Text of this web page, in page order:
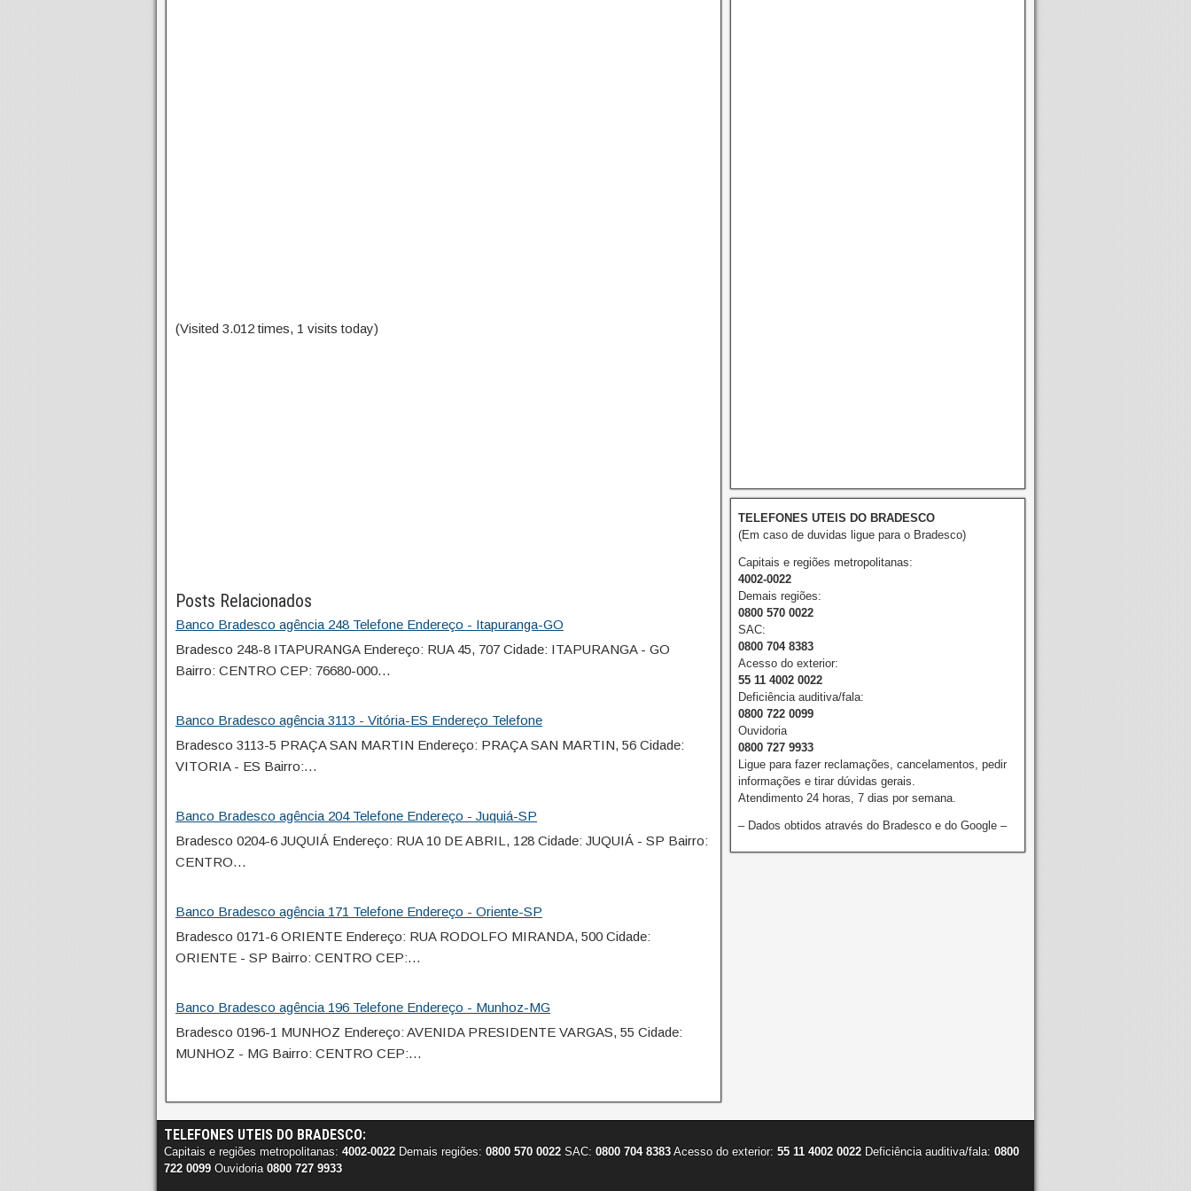
(Visited 3.012 times, 1 visits today)
Posts Relacionados
Banco Bradesco agência 248 Telefone Endereço - Itapuranga-GO
Bradesco 248-8 ITAPURANGA Endereço: RUA 45, 707 Cidade: ITAPURANGA - GO
Bairro: CENTRO CEP: 76680-000…
Banco Bradesco agência 3113 - Vitória-ES Endereço Telefone
Bradesco 3113-5 PRAÇA SAN MARTIN Endereço: PRAÇA SAN MARTIN, 56 Cidade:
VITORIA - ES Bairro:…
Banco Bradesco agência 204 Telefone Endereço - Juquiá-SP
Bradesco 0204-6 JUQUIÁ Endereço: RUA 10 DE ABRIL, 128 Cidade: JUQUIÁ - SP Bairro:
CENTRO…
Banco Bradesco agência 171 Telefone Endereço - Oriente-SP
Bradesco 0171-6 ORIENTE Endereço: RUA RODOLFO MIRANDA, 500 Cidade:
ORIENTE - SP Bairro: CENTRO CEP:…
Banco Bradesco agência 196 Telefone Endereço - Munhoz-MG
Bradesco 0196-1 MUNHOZ Endereço: AVENIDA PRESIDENTE VARGAS, 55 Cidade:
MUNHOZ - MG Bairro: CENTRO CEP:…
TELEFONES UTEIS DO BRADESCO
(Em caso de duvidas ligue para o Bradesco)
Capitais e regiões metropolitanas:
4002-0022
Demais regiões:
0800 570 0022
SAC:
0800 704 8383
Acesso do exterior:
55 11 4002 0022
Deficiência auditiva/fala:
0800 722 0099
Ouvidoria
0800 727 9933
Ligue para fazer reclamações, cancelamentos, pedir
informações e tirar dúvidas gerais.
Atendimento 24 horas, 7 dias por semana.
– Dados obtidos através do Bradesco e do Google –
TELEFONES UTEIS DO BRADESCO:
Capitais e regiões metropolitanas: 4002-0022 Demais regiões: 0800 570 0022 SAC: 0800 704 8383 Acesso do exterior: 55 11 4002 0022 Deficiência auditiva/fala: 0800
722 0099 Ouvidoria 0800 727 9933